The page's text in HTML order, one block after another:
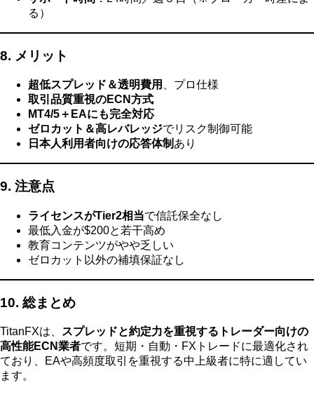
る）
8. メリット
超低スプレッド＆透明費用
、プロ仕様
取引品質重視のECN方式
MT4/5＋EAにも完全対応
ゼロカット＆高レバレッジでリスク制御可能
日本人利用者向けの応答体制 あり
9. 注意点
ライセンスがTier2相当で信託保全なし
最低入金が$200と若干高め
教育コンテンツがやや乏しい
ゼロカット以外の補填保証なし
10. 総まとめ
TitanFXは、
スプレッドと約定力を重視するトレーダー向けの
高性能ECN業者です。短期・自動・FXトレードに最適化され
ており、EAや高頻度取引を重視する中上級者に特に適してい
ます。